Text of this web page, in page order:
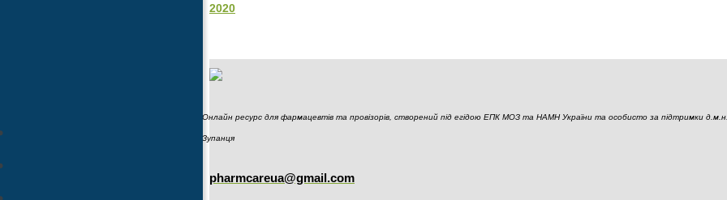
2020
Онлайн ресурс для фармацевтів та провізорів, створений під егідою ЕПК МОЗ та НАМН України та особисто за підтримки д.м.н.,
Зупанця
pharmcareua@gmail.com